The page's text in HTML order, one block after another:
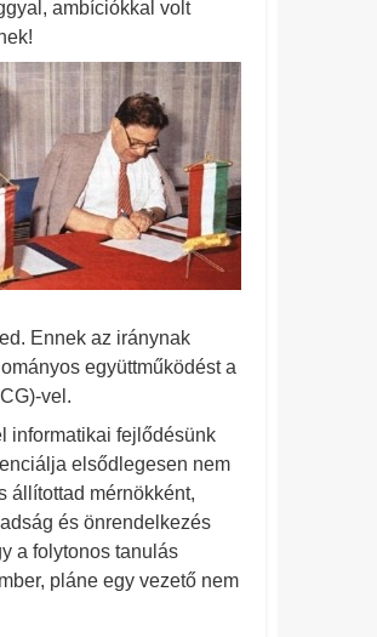
ambíciókkal volt
Ennek az iránynak
együttműködést a
vel.
informatikai fejlődésünk
elsődlegesen nem
állítottad mérnökként,
és önrendelkezés
a folytonos tanulás
pláne egy vezető nem